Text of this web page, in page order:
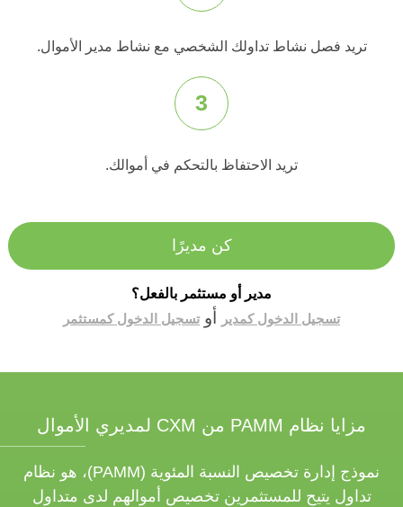
تريد فصل نشاط تداولك الشخصي مع نشاط مدير الأموال.
3
تريد الاحتفاظ بالتحكم في أموالك.
كن مديرًا
مدير أو مستثمر بالفعل؟
تسجيل الدخول كمدير
أوتسجيل الدخول كمستثمر
مزايا نظام PAMM من CXM لمديري الأموال
نموذج إدارة تخصيص النسبة المئوية (PAMM)، هو نظام
تداول يتيح للمستثمرين تخصيص أموالهم لدى متداول